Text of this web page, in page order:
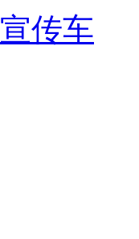
传车